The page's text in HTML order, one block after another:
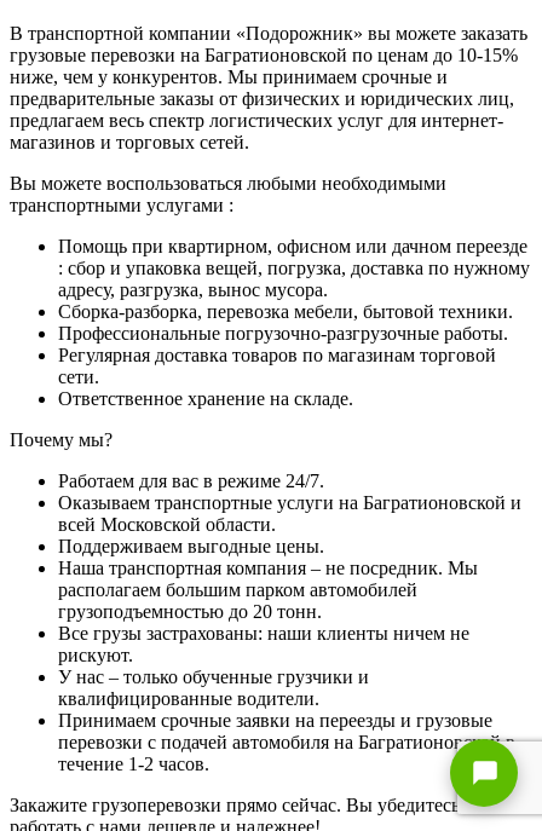
В транспортной компании «Подорожник» вы можете заказать
грузовые перевозки на Багратионовской по ценам до 10-15%
ниже, чем у конкурентов. Мы принимаем срочные и
предварительные заказы от физических и юридических лиц,
предлагаем весь спектр логистических услуг для интернет-
магазинов и торговых сетей.
Вы можете воспользоваться любыми необходимыми
транспортными услугами :
Помощь при квартирном, офисном или дачном переезде
: сбор и упаковка вещей, погрузка, доставка по нужному
адресу, разгрузка, вынос мусора.
Сборка-разборка, перевозка мебели, бытовой техники.
Профессиональные погрузочно-разгрузочные работы.
Регулярная доставка товаров по магазинам торговой
сети.
Ответственное хранение на складе.
Почему мы?
Работаем для вас в режиме 24/7.
Оказываем транспортные услуги на Багратионовской и
всей Московской области.
Поддерживаем выгодные цены.
Наша транспортная компания – не посредник. Мы
располагаем большим парком автомобилей
грузоподъемностью до 20 тонн.
Все грузы застрахованы: наши клиенты ничем не
рискуют.
У нас – только обученные грузчики и
квалифицированные водители.
Принимаем срочные заявки на переезды и грузовые
перевозки с подачей автомобиля на Багратионовской в
течение 1-2 часов.
Закажите грузоперевозки прямо сейчас. Вы убедитесь, что